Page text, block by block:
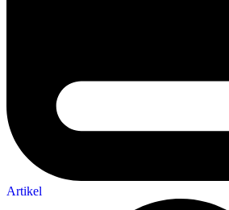
Artikel